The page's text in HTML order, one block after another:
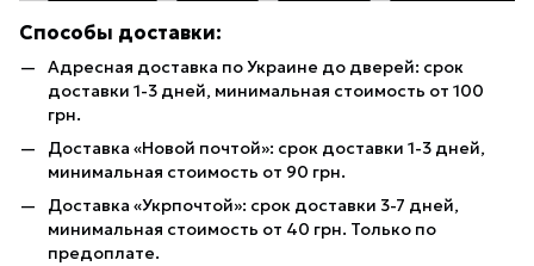
Способы доставки:
Адресная доставка по Украине до дверей: срок
доставки 1-3 дней, минимальная стоимость от 100
грн.
Доставка «Новой почтой»: срок доставки 1-3 дней,
минимальная стоимость от 90 грн.
Доставка «Укрпочтой»: срок доставки 3-7 дней,
минимальная стоимость от 40 грн. Только по
предоплате.